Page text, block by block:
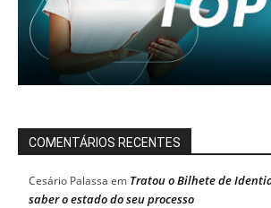
COMENTÁRIOS RECENTES
Cesário Palassa em Tratou o Bilhete de
saber o estado do seu processo